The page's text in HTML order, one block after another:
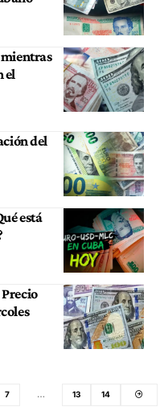
mientras
el
del
está
7 … 13 14